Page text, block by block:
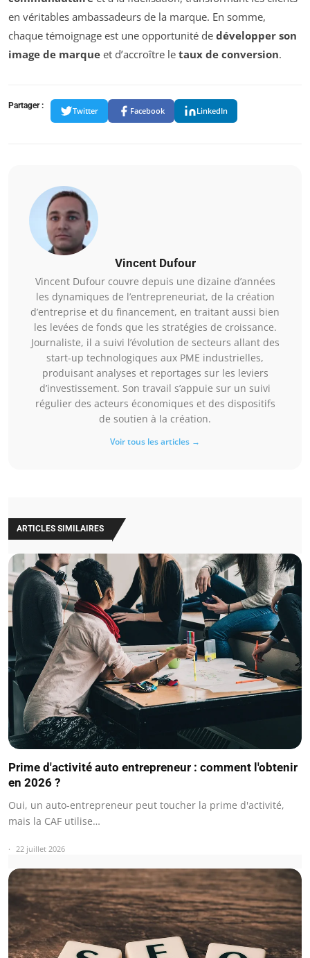
en véritables ambassadeurs de la marque. En somme,
chaque témoignage est une opportunité de développer son
image de marque et d’accroître le taux de conversion.
Partager :
Twitter Facebook LinkedIn
Vincent Dufour
Vincent Dufour couvre depuis une dizaine d’années
les dynamiques de l’entrepreneuriat, de la création
d’entreprise et du financement, en traitant aussi bien
les levées de fonds que les stratégies de croissance.
Journaliste, il a suivi l’évolution de secteurs allant des
start-up technologiques aux PME industrielles,
produisant analyses et reportages sur les leviers
d’investissement. Son travail s’appuie sur un suivi
régulier des acteurs économiques et des dispositifs
de soutien à la création.
Voir tous les articles →
ARTICLES SIMILAIRES
Prime d'activité auto entrepreneur : comment l'obtenir
en 2026 ?
Oui, un auto-entrepreneur peut toucher la prime d'activité,
mais la CAF utilise…
22 juillet 2026